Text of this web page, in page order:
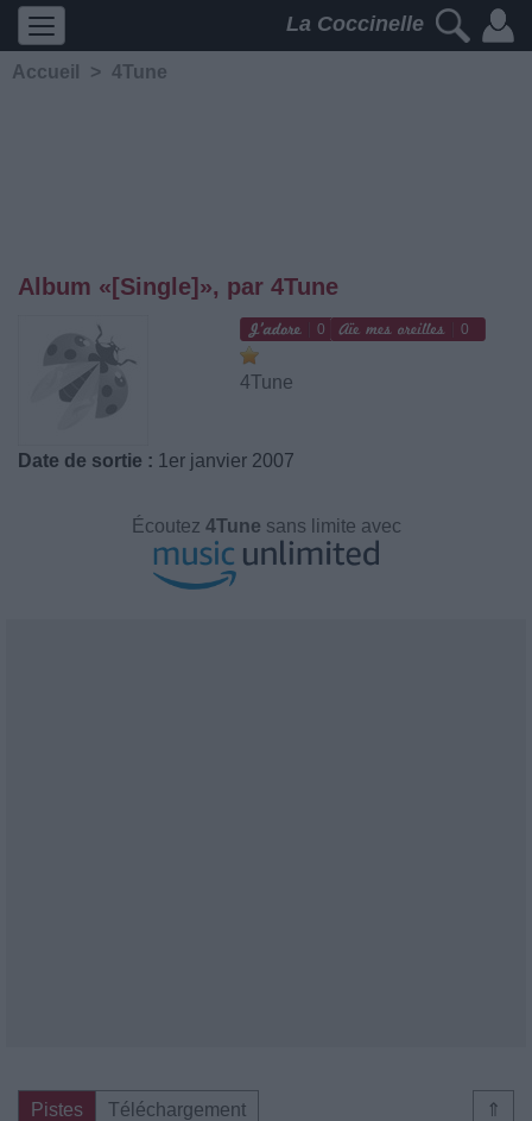
La Coccinelle
Accueil > 4Tune
Album «[Single]», par 4Tune
0 0
4Tune
Date de sortie : 1er janvier 2007
Écoutez 4Tune sans limite avec
⇑
Pistes
Téléchargement